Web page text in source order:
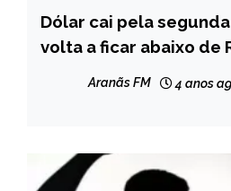
BRASIL
NOTÍCIAS
Dólar cai pela
volta a ficar abaixo de
Aranãs FM 4 anos